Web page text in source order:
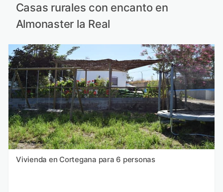
Casas rurales con encanto en
Almonaster la Real
Vivienda en Cortegana para 6 personas